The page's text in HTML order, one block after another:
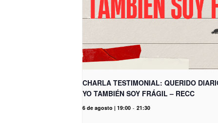
CHARLA TESTIMONIAL: QUERIDO
YO TAMBIÉN SOY FRÁGIL – RECC
6 de agosto | 19:00 - 21:30